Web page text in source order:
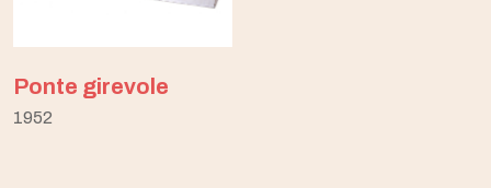
Ponte girevole
1952